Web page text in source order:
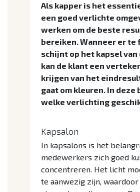
Als kapper is het
een goed verlichte
werken om de beste
bereiken. Wanneer er te
schijnt op het kapsel van
kan de klant een
krijgen van het
gaat om kleuren. In deze
welke verlichting
Kapsalon
In kapsalons is het
medewerkers zich goed
concentreren. Het licht
te aanwezig zijn,